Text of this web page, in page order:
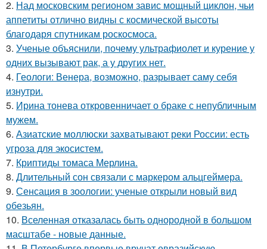
2. Над московским регионом завис мощный циклон, чьи
аппетиты отлично видны с космической высоты
благодаря спутникам роскосмоса.
3. Ученые объяснили, почему ультрафиолет и курение у
одних вызывают рак, а у других нет.
4. Геологи: Венера, возможно, разрывает саму себя
изнутри.
5. Ирина тонева откровенничает о браке с непубличным
мужем.
6. Азиатские моллюски захватывают реки России: есть
угроза для экосистем.
7. Криптиды томаса Мерлина.
8. Длительный сон связали с маркером альцгеймера.
9. Сенсация в зоологии: ученые открыли новый вид
обезьян.
10. Вселенная отказалась быть однородной в большом
масштабе - новые данные.